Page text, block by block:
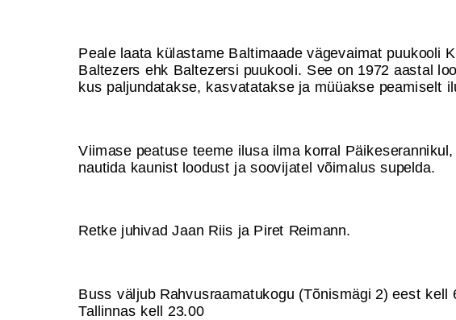
Peale laata külastame Baltimaade vägevaimat puukooli
Baltezers ehk Baltezersi puukooli. See on 1972 aastal
kus paljundatakse, kasvatatakse ja müüakse peamiselt
Viimase peatuse teeme ilusa ilma korral
nautida kaunist loodust ja soovijatel võimalus supelda.
Retke juhivad Jaan Riis ja Piret Reimann.
Buss väljub Rahvusraamatukogu (Tõnismägi 2) eest kell
Tallinnas kell 23.00